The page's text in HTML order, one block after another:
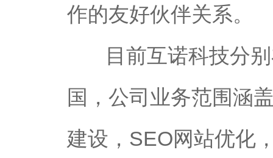
作的友好伙伴关系。
目前互诺科技分
国，公司业务范围涵
建设，SEO网站优化